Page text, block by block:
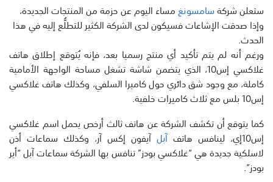
ستعلن شركةسامسونغمساء اليوم عن حزمة من المنتجات الجديدة،
وإذا صدقت الإشاعات فسيكون لدى الشركة الكثير للتطلُّع إليه في هذا
الحدث.
ورغم أنه لم يتم تأكيد أي منتج رسميا بعد، فإنه يُتوقع إطلاق هاتف
غلاكسي إس10، الذي يتضمن شاشة تشغل مساحة الواجهة الأمامية
كاملة، مع وجود شق دائري حول كاميرا السلفي، وكذلك هاتف غلاكسي
إس10 بلس مع ثلاث كاميرات خلفية.
كما يتوقع أن تكشف الشركة عن هاتف ثالث أرخص يحمل اسم غلاكسي
إس10إي، لينافس هاتف
آبل آيفون إكس آر، وكذلك سماعات أذن
لاسلكية جديدة هي “غلاكسي بودز” تنافس بها الشركة سماعات آبل “أير
بودز”.